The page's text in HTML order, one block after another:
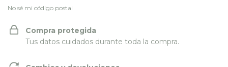
No sé mi código postal
Compra protegida
Tus datos cuidados durante toda la compra.